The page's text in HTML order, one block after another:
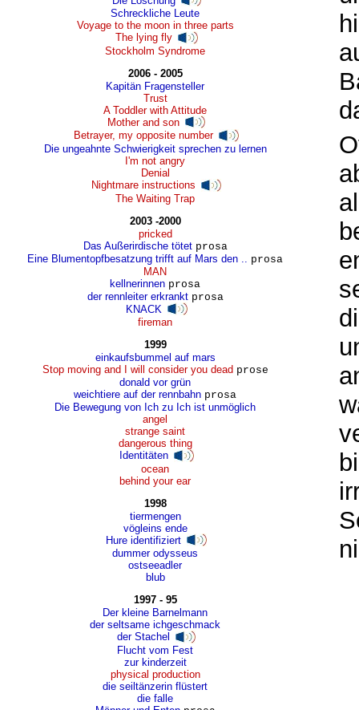
Schreckliche Leute
Voyage to the moon in three parts
The lying fly
Stockholm Syndrome
2006 - 2005
Kapitän Fragensteller
Trust
A Toddler with Attitude
Mother and son
Betrayer, my opposite number
Die ungeahnte Schwierigkeit sprechen zu lernen
I'm not angry
Denial
Nightmare instructions
The Waiting Trap
2003 -2000
pricked
Das Außerirdische tötet prosa
Eine Blumentopfbesatzung trifft auf Mars den ..
prosa
MAN
kellnerinnen prosa
der rennleiter erkrankt prosa
KNACK
fireman
1999
einkaufsbummel auf mars
Stop moving and I will consider you dead prose
donald vor grün
weichtiere auf der rennbahn prosa
Die Bewegung von Ich zu Ich ist unmöglich
angel
strange saint
dangerous thing
Identitäten
ocean
behind your ear
1998
tiermengen
vögleins ende
Hure identifiziert
dummer odysseus
ostseeadler
blub
1997 - 95
Der kleine Barnelmann
der seltsame ichgeschmack
der Stachel
Flucht vom Fest
zur kinderzeit
physical production
die seiltänzerin flüstert
die falle